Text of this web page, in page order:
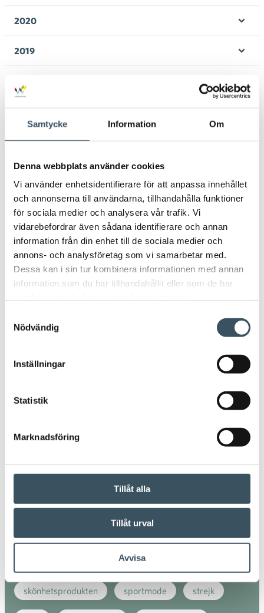
Samtycke Information Om
Denna webbplats använder cookies
Vi använder enhetsidentifierare för att anpassa innehållet
och annonserna till användarna, tillhandahålla funktioner
för sociala medier och analysera vår trafik. Vi
vidarebefordrar även sådana identifierare och annan
information från din enhet till de sociala medier och
annons- och analysföretag som vi samarbetar med.
Dessa kan i sin tur kombinera informationen med annan
information som du har tillhandahållit eller som de har
Nödvändig
Inställningar
Statistik
Marknadsföring
Tillåt alla
Tillåt urval
Avvisa
2020
2019
2017
Avainsanat
Arbetsavtal arbetsavtalsblankett
Arbetsintyg arbetsliv beskattningen
circulär ekonomi coronapandemi
coronavirus digitala inköp digitala köp
företagsbesöksförbud
konsumentenkät
marknadsföring meddelande mode
servicebranschernas kunskapsbarometer
skönhetsprodukten sportmode strejk